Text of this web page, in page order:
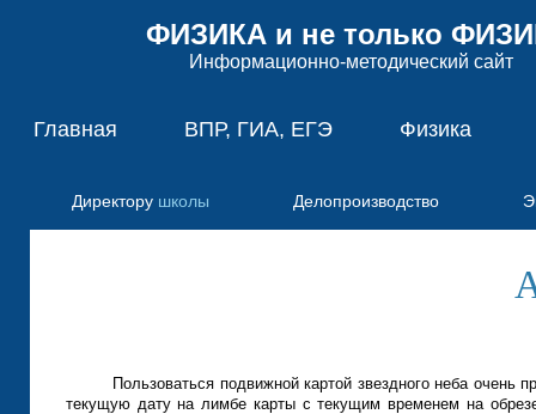
Пользоваться подвижной картой звездного неба очень
текущую дату на лимбе карты с текущим временем на
Главная
Директору школы Делопроизводство
ВПР, ГИА, ЕГЭ Физика
ФИЗИКА и не только
Информационно-методический сайт